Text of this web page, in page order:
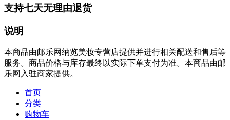
支持七天无理由退货
说明
本商品由邮乐网纳览美妆专营店提供并进行相关配送和售后等
服务。商品价格与库存最终以实际下单支付为准。本商品由邮
乐网入驻商家提供。
首页
分类
购物车